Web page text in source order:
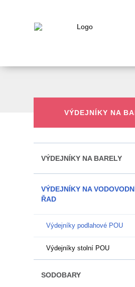
VÝDEJNÍKY NA
VÝDEJNÍKY NA BARELY
VÝDEJNÍKY NA
ŘAD
Výdejníky podlahové POU
Výdejníky stolní POU
SODOBARY